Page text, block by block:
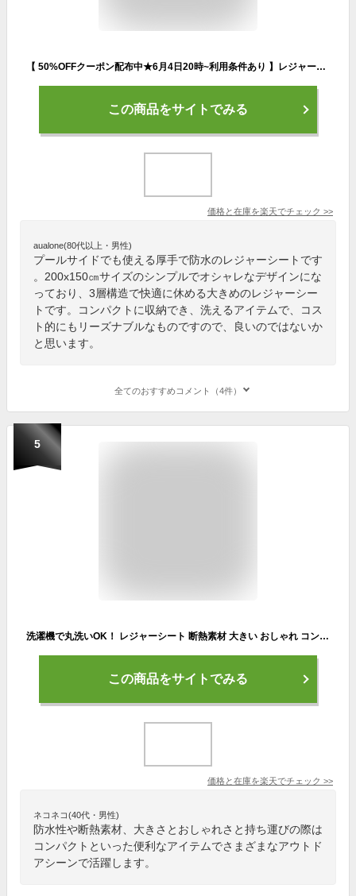
【 50%OFFクーポン配布中★6月4日20時~利用条件あり 】レジャーシート 厚手 大きい 防水 おしゃれ 200×150 洗える 2人 3人 4人 ピクニック アウトドア 海 プール
この商品をサイトでみる
価格と在庫を楽天でチェック >>
aualone(80代以上・男性)
プールサイドでも使える厚手で防水のレジャーシートです
。200x150㎝サイズのシンプルでオシャレなデザインにな
っており、3層構造で快適に休める大きめのレジャーシー
トです。コンパクトに収納でき、洗えるアイテムで、コス
ト的にもリーズナブルなものですので、良いのではないか
と思います。
全てのおすすめコメント（4件）
5
洗濯機で丸洗いOK！ レジャーシート 断熱素材 大きい おしゃれ コンパクト レジャーマット ピクニックシート 折り畳み 6人 5人 ストライプ ピクニックシート 大 ピクニックマット レジャーシート 海 プール 運動会 遠足 お花見 防水 厚手 バカンスマット
この商品をサイトでみる
価格と在庫を楽天でチェック >>
ネコネコ(40代・男性)
防水性や断熱素材、大きさとおしゃれさと持ち運びの際は
コンパクトといった便利なアイテムでさまざまなアウトド
アシーンで活躍します。